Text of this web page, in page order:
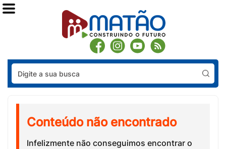
Conteúdo não encontrado
Infelizmente não conseguimos encontrar o